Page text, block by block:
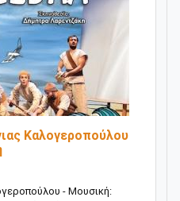
Καλογεροπούλου
- Μουσική: